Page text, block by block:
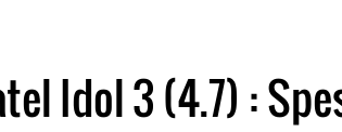
Idol 3 (4.7) :